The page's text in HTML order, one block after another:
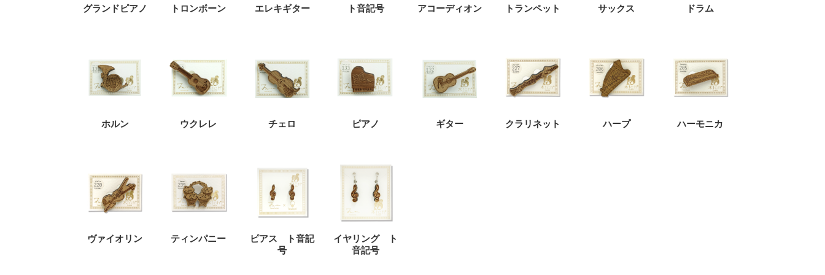
グランドピアノ トロンボーン エレキギター ト音記号 アコーディオン トランペット サックス ドラム
ホルン ウクレレ チェロ ピアノ ギター クラリネット ハープ ハーモニカ
ヴァイオリン ティンパニー
ピアス ト音記
号
イヤリング ト
音記号